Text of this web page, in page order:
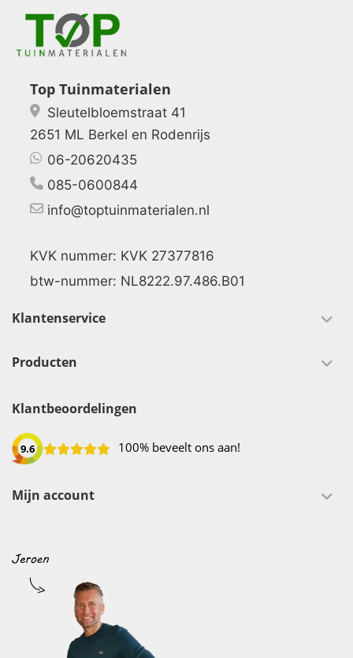
Top Tuinmaterialen
Sleutelbloemstraat 41
2651 ML Berkel en Rodenrijs
06-20620435
085-0600844
info@toptuinmaterialen.nl
KVK nummer: KVK 27377816
btw-nummer: NL8222.97.486.B01
Klantenservice
Producten
Klantbeoordelingen
9.6 100% beveelt ons aan!
Mijn account